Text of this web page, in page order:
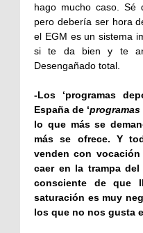
hago mucho caso. Sé
pero debería ser hora
el EGM es un sistema
si te da bien y te
Desengañado total.
-Los ‘programas
España de ‘programas
lo que más se
más se ofrece. Y
venden con
caer en la trampa
consciente de que
saturación es muy
los que no nos gusta